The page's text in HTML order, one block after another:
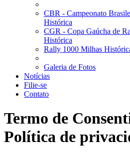
CBR - Campeonato
Histórica
CGR - Copa Gaúcha de
Histórica
Rally 1000 Milhas
Galeria de Fotos
Notícias
Filie-se
Contato
Termo de
Política de